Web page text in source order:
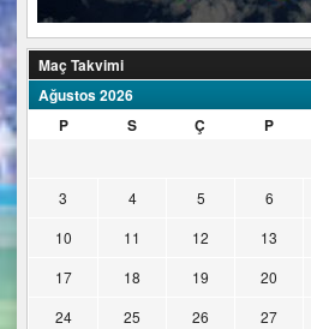
Maç Takvimi
Ağustos 2026
P
S Ç P
3
4 5 6
10 11 12 13
17
18 19 20
24
25 26 27